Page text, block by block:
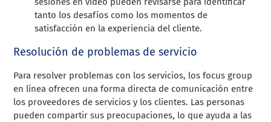
tanto los desafíos como los momentos de
satisfacción en la experiencia del cliente.
Resolución de problemas de servicio
Para resolver problemas con los servicios, los focus group
en línea ofrecen una forma directa de comunicación entre
los proveedores de servicios y los clientes. Las personas
pueden compartir sus preocupaciones, lo que ayuda a las